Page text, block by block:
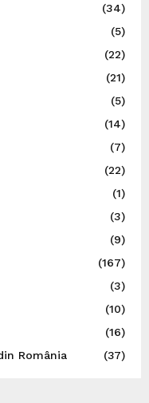
(34)
(5)
(22)
(21)
(5)
(14)
(7)
(22)
(1)
(3)
(9)
(167)
(3)
(10)
(16)
România
(37)